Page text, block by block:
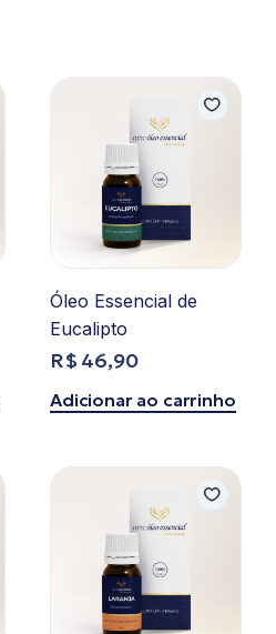
Óleo Essencial de
Eucalipto
R$ 46,90
Adicionar ao carrinho